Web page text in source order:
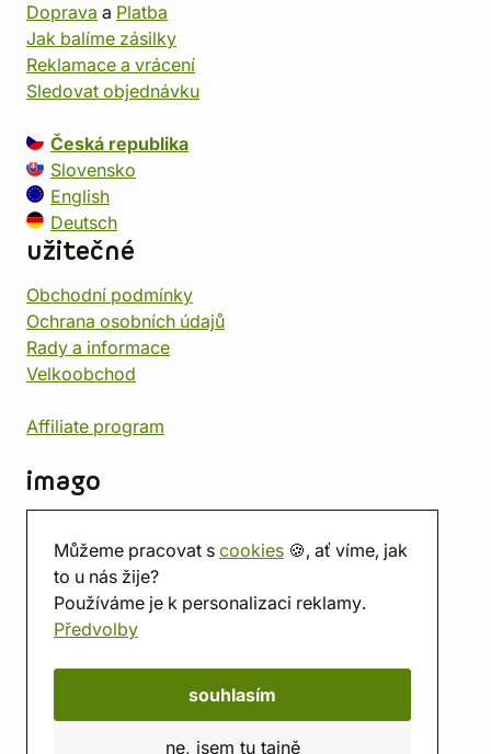
Můžeme pracovat s cookies 🍪, ať víme, jak
to u nás žije?
Používáme je k personalizaci reklamy.
Předvolby
souhlasím
ne, jsem tu tajně
Doprava a Platba
Jak balíme zásilky
Reklamace a vrácení
Sledovat objednávku
Česká republika
Slovensko
English
Deutsch
užitečné
Obchodní podmínky
Ochrana osobních údajů
Rady a informace
Velkoobchod
Affiliate program
imago
Prodejna
Herna
O nás
Hodnocení obchodu